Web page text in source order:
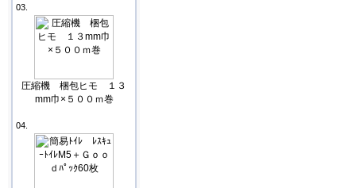
03.
圧縮機 梱包ヒモ １３
mm巾×５００ｍ巻
04.